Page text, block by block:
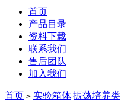
首页
产品目录
资料下载
联系我们
售后团队
加入我们
首页 > 实验箱体|振荡培养类